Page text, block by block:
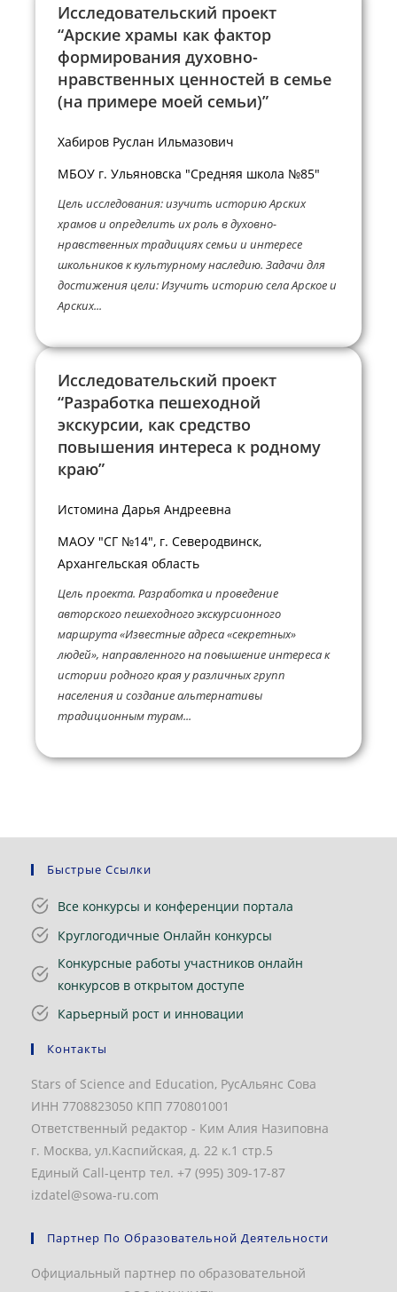
Исследовательский проект
“Арские храмы как фактор
формирования духовно-
нравственных ценностей в семье
(на примере моей семьи)”
Хабиров Руслан Ильмазович
МБОУ г. Ульяновска "Средняя школа №85"
Цель исследования: изучить историю Арских
храмов и определить их роль в духовно-
нравственных традициях семьи и интересе
школьников к культурному наследию. Задачи для
достижения цели: Изучить историю села Арское и
Арских...
Исследовательский проект
“Разработка пешеходной
экскурсии, как средство
повышения интереса к родному
краю”
Истомина Дарья Андреевна
МАОУ "СГ №14", г. Северодвинск,
Архангельская область
Цель проекта. Разработка и проведение
авторского пешеходного экскурсионного
маршрута «Известные адреса «секретных»
людей», направленного на повышение интереса к
истории родного края у различных групп
населения и создание альтернативы
традиционным турам...
Быстрые Ссылки
Все конкурсы и конференции портала
Круглогодичные Онлайн конкурсы
Конкурсные работы участников онлайн
конкурсов в открытом доступе
Карьерный рост и инновации
Контакты
Stars of Science and Education, РусАльянс Сова
ИНН 7708823050 КПП 770801001
Ответственный редактор - Ким Алия Назиповна
г. Москва, ул.Каспийская, д. 22 к.1 стр.5
Единый Call-центр тел. +7 (995) 309-17-87
izdatel@sowa-ru.com
Партнер По Образовательной Деятельности
Официальный партнер по образовательной